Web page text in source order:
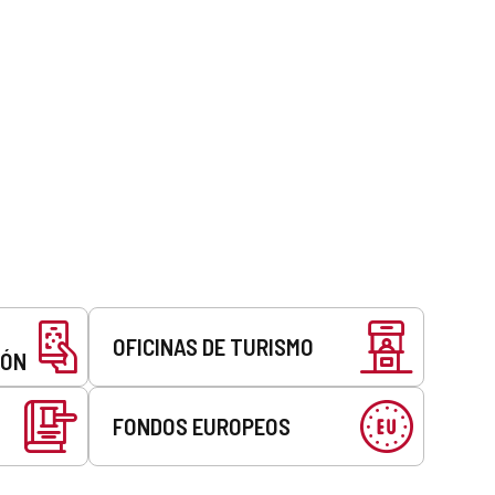
OFICINAS DE TURISMO
FONDOS EUROPEOS